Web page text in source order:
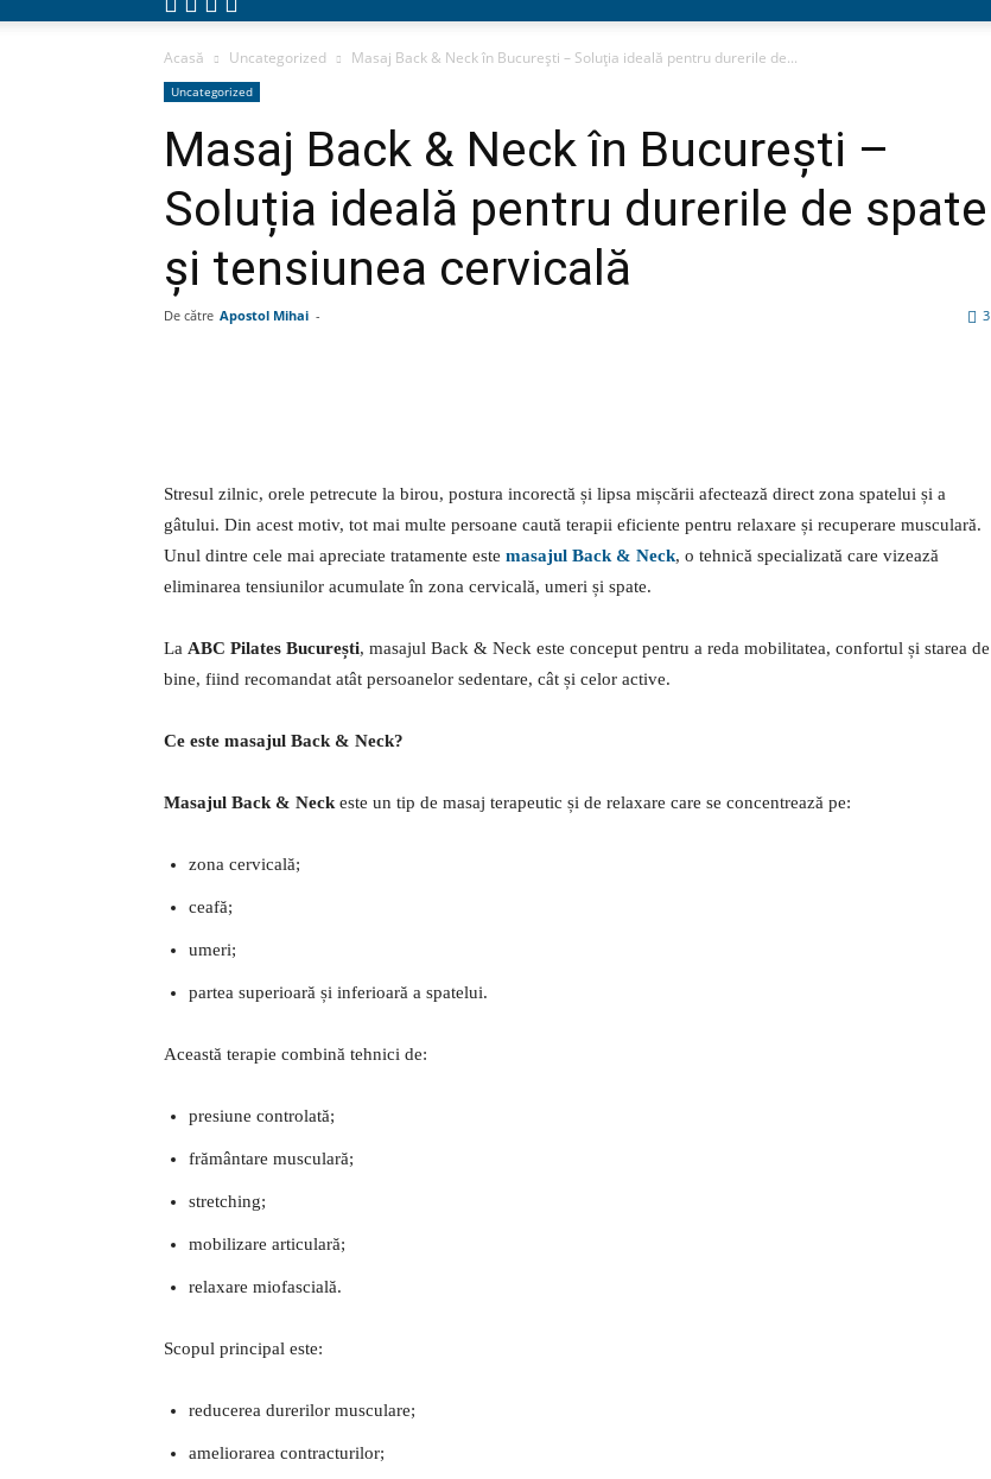
Acasă Uncategorized Masaj Back & Neck în București – Soluția ideală pentru durerile de...
Uncategorized
Masaj Back & Neck în București –
Soluția ideală pentru durerile de spate
și tensiunea cervicală
De către Apostol Mihai - 3
Stresul zilnic, orele petrecute la birou, postura incorectă și lipsa mișcării afectează direct zona spatelui și a
gâtului. Din acest motiv, tot mai multe persoane caută terapii eficiente pentru relaxare și recuperare musculară.
Unul dintre cele mai apreciate tratamente este masajul Back & Neck, o tehnică specializată care vizează
eliminarea tensiunilor acumulate în zona cervicală, umeri și spate.
La ABC Pilates București, masajul Back & Neck este conceput pentru a reda mobilitatea, confortul și starea de
bine, fiind recomandat atât persoanelor sedentare, cât și celor active.
Ce este masajul Back & Neck?
Masajul Back & Neck este un tip de masaj terapeutic și de relaxare care se concentrează pe:
zona cervicală;
ceafă;
umeri;
partea superioară și inferioară a spatelui.
Această terapie combină tehnici de:
presiune controlată;
frământare musculară;
stretching;
mobilizare articulară;
relaxare miofascială.
Scopul principal este:
reducerea durerilor musculare;
ameliorarea contracturilor;